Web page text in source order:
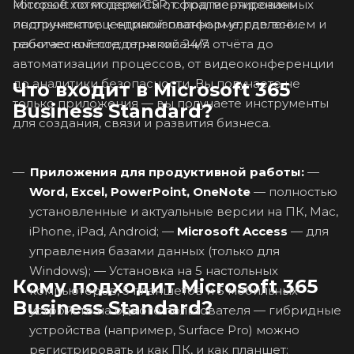
Microsoft по модели CSP, с подтверждением
подлинности, централизованным управлением и
технической поддержкой 24/7.
которые хотят перейти от фрагментированных
инструментов к единой платформе, где всё
работает вместе: от написания отчёта до
автоматизации процессов, от видеоконференции
до аналитики безопасности. Вы получаете не
только приложения — вы получаете инструменты
для создания, связи и развития бизнеса.
Что входит в Microsoft 365
Business Standard?
Приложения для продуктивной работы: —
Word, Excel, PowerPoint, OneNote — полностью
установленные и актуальные версии на ПК, Mac,
iPhone, iPad, Android; — Microsoft Access — для
управления базами данных (только для
Windows); — Установка на 5 настольных
компьютеров, 5 планшетов и 5 мобильных
устройств на одного пользователя — гибридные
устройства (например, Surface Pro) можно
регистрировать и как ПК, и как планшет;
Кому подходит Microsoft 365
Business Standard?